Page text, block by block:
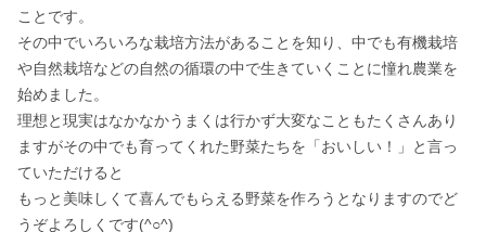
ことです。
その中でいろいろな栽培方法があることを知り、中でも有機栽培
や自然栽培などの自然の循環の中で生きていくことに憧れ農業を
始めました。
理想と現実はなかなかうまくは行かず大変なこともたくさんあり
ますがその中でも育ってくれた野菜たちを「おいしい！」と言っ
ていただけると
もっと美味しくて喜んでもらえる野菜を作ろうとなりますのでど
うぞよろしくです(^○^)